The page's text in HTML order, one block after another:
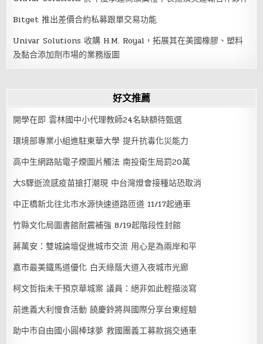
Bitget 推出差價合約私募跟單交易功能
Univar Solutions 收購 H.M. Royal，拓展其在美國橡膠、塑料
及黏合添加劑市場的業務版圖
好文推薦
開學在即 雲林國中小代理教師24名缺額待甄選
環境部專業小組進駐東華大學 提升抗毒化災能力
高中生網路貼電子煙圖片觸法 南投衛生局罰20萬
大S驟逝流感疫苗搶打潮現 中台灣燈會接種站恐取消
中正橋新北往北市水源快速道路匝道 11/17起通車
竹縣文化局圖書館耐震補強 8/19起階段性封館
蔣萬安：雙城論壇促進城市交流 用心是為兩岸和平
嘉市最美鐵馬道優化 白天綠蔭大道入夜城市光廊
柯文哲指未干預京華城案 議員：絕非如此輕描淡寫
前進義大利慢食活動 饒慶鈴將與國際分享台東經驗
助中市自由國小圓棒球夢 救國團義工募款捐交通車